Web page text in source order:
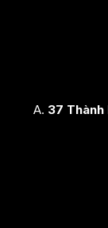
A. 37 Thành